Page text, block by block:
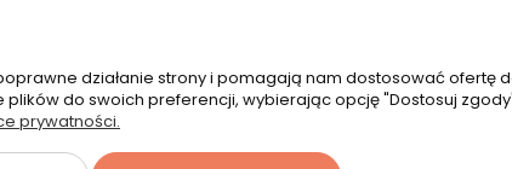
działanie strony i pomagają nam dostosować ofertę
do swoich preferencji, wybierając opcję "Dostosuj
prywatności.